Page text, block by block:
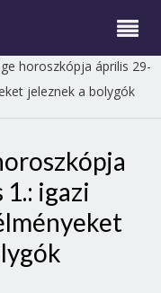
horoszkópja április 29-
jeleznek a bolygók
igazi